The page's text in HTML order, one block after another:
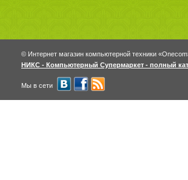
© Интернет магазин компьютерной техники
НИКС - Компьютерный Cупермаркет - полный
Мы в сети